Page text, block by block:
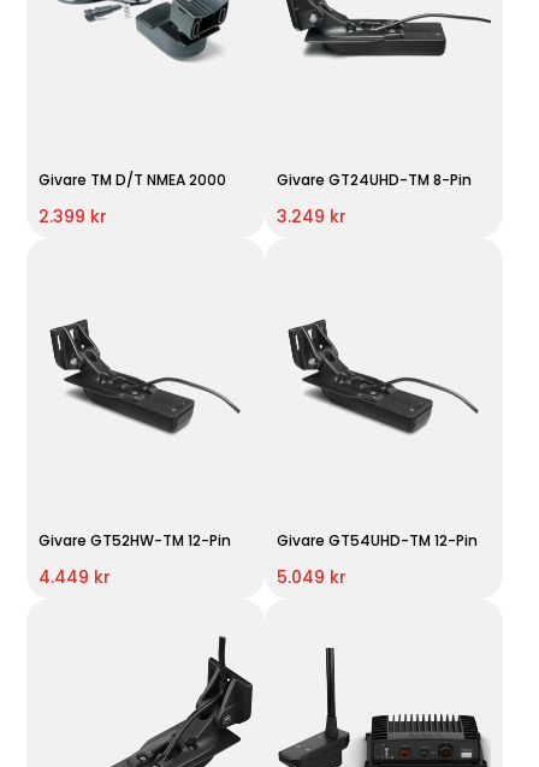
Givare TM D/T NMEA 2000
2.399 kr
Givare GT24UHD-TM 8-Pin
3.249 kr
Givare GT52HW-TM 12-Pin
4.449 kr
Givare GT54UHD-TM 12-Pin
5.049 kr